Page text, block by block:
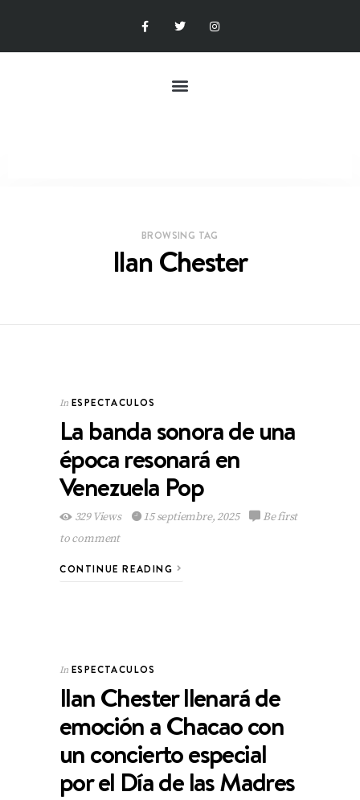
BROWSING TAG
Ilan Chester
In ESPECTACULOS
La banda sonora de una
época resonará en
Venezuela Pop
329 Views 15 septiembre, 2025
Be first
to comment
CONTINUE READING
In ESPECTACULOS
Ilan Chester llenará de
emoción a Chacao con
un concierto especial
por el Día de las Madres